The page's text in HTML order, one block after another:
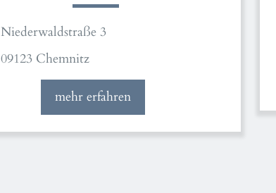
Niederwaldstraße 3
09123 Chemnitz
mehr erfahren